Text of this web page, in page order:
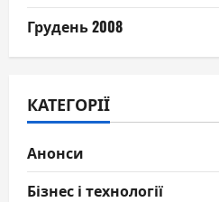
Грудень 2008
КАТЕГОРІЇ
Анонси
Бізнес і технології